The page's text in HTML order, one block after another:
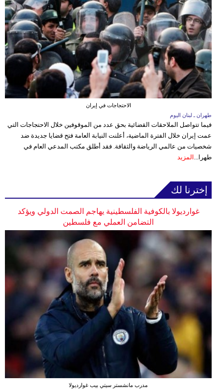
الاحتجاجات في إيران
طهران ـ لبنان اليوم
فيما تتواصل الملاحقات القضائية بحق عدد من الموقوفين خلال الاحتجاجات التي
عمت إيران خلال الفترة الماضية، أعلنت النيابة العامة فتح قضايا جديدة ضد
شخصيات من عالمي الرياضة والثقافة. فقد أطلق مكتب المدعي العام في
طهرا... المزيد
إخترنا لك
غوارديولا بالكوفية الفلسطينية يهاجم الصمت الدولي ويؤكد
التضامن العملي مع فلسطين
مدرب مانشستر سيتي بيب غوارديولا